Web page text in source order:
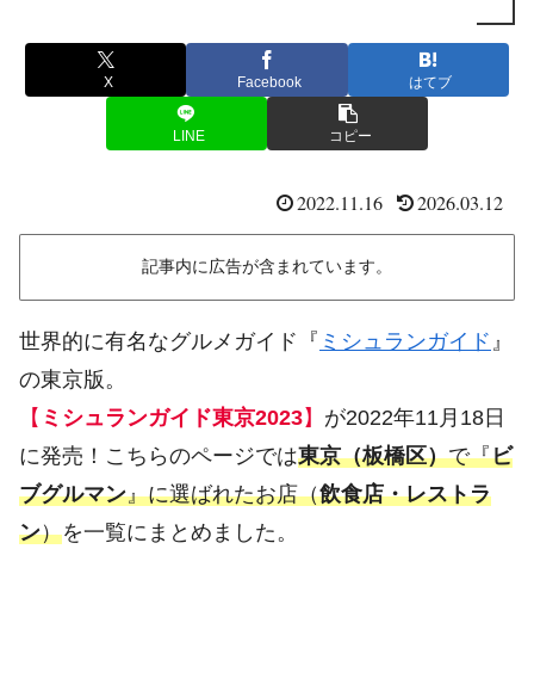
X Facebook はてブ
LINE コピー
2022.11.16 2026.03.12
記事内に広告が含まれています。
世界的に有名なグルメガイド『 ミシュランガイド 』
の東京版。
【 ミシュランガイド東京2023】 が2022年11月18日
に発売！こちらのページでは東京（板橋区）で『ビ
ブグルマン』に選ばれたお店（飲食店・レストラ
ン）を一覧にまとめました。